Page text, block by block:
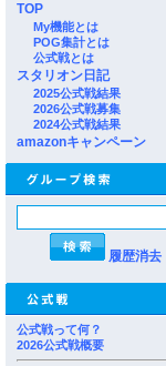
TOP
My機能とは
POG集計とは
公式戦とは
スタリオン日記
2025公式戦結果
2026公式戦募集
2024公式戦結果
amazonキャンペーン
履歴消去
公式戦って何？
2026公式戦概要